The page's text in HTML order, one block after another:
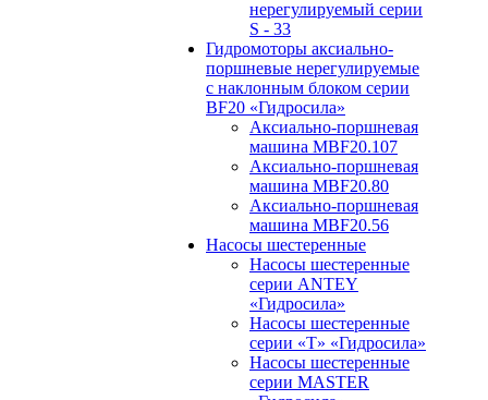
нерегулируемый cерии
S - 33
Гидромоторы аксиально-
поршневые нерегулируемые
с наклонным блоком серии
BF20 «Гидросила»
Аксиально-поршневая
машина MBF20.107
Аксиально-поршневая
машина MBF20.80
Аксиально-поршневая
машина MBF20.56
Насосы шестеренные
Насосы шестеренные
серии ANTEY
«Гидросила»
Насосы шестеренные
серии «Т» «Гидросила»
Насосы шестеренные
серии MASTER